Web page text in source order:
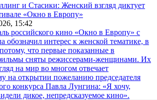
и Стасики: Женский взгляд диктует
«Окно в Европу»
15:42
российского кино «Окно в Европу» с
обозначил интерес к женской тематике, в
что первые показанные в
сняты режиссерами-женщинами. Их
на мир во многом отвечает
на открытии пожеланию председателя
конкурса Павла Лунгина: «Я хочу,
дикое, непредсказуемое кино».